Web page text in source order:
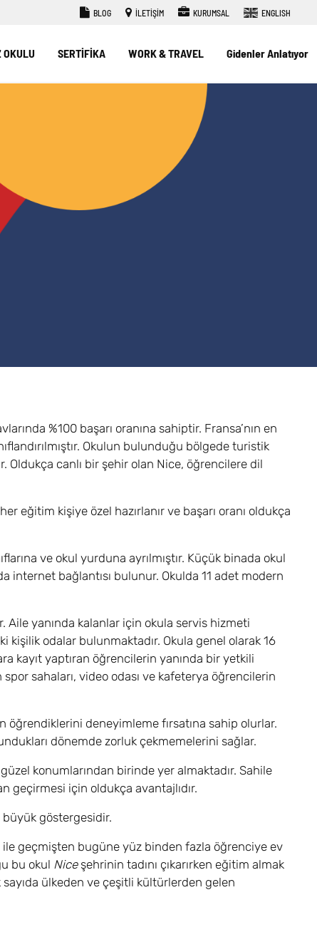
BLOG İLETİŞİM KURUMSAL ENGLISH
OKULU SERTİFİKA WORK & TRAVEL Gidenler Anlatıyor
%100 başarı oranına sahiptir. Fransa’nın en
Okulun bulunduğu bölgede turistik
Oldukça canlı bir şehir olan Nice, öğrencilere dil
eğitim kişiye özel hazırlanır ve başarı oranı oldukça
ve okul yurduna ayrılmıştır. Küçük binada okul
internet bağlantısı bulunur. Okulda 11 adet modern
yanında kalanlar için okula servis hizmeti
kişilik odalar bulunmaktadır. Okula genel olarak 16
kayıt yaptıran öğrencilerin yanında bir yetkili
sahaları, video odası ve kafeterya öğrencilerin
deneyimleme fırsatına sahip olurlar.
dönemde zorluk çekmemelerini sağlar.
konumlarından birinde yer almaktadır. Sahile
geçirmesi için oldukça avantajlıdır.
göstergesidir.
geçmişten bugüne yüz binden fazla öğrenciye ev
bu okul Niceşehrinin tadını çıkarırken eğitim almak
ülkeden ve çeşitli kültürlerden gelen